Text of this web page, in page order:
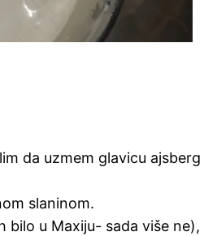
da uzmem glavicu
slaninom.
bilo u Maxiju- sada više